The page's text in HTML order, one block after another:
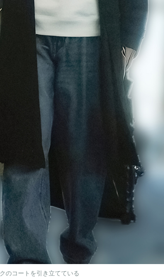
のコートを引き立てている